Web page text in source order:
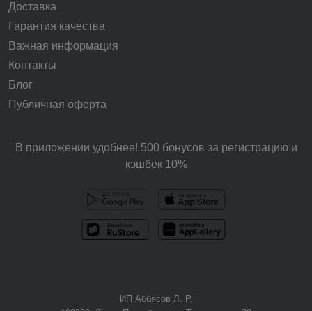
Доставка
Гарантия качества
Важная информация
Контакты
Блог
Публичная оферта
В приложении удобнее! 500 бонусов за регистрацию и
кэшбек 10%
ИП Аббясов Л. Р.